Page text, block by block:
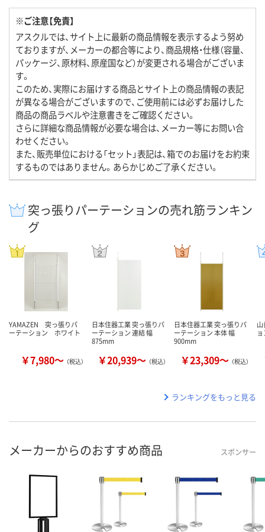
※ご注意【免責】
アスクルでは、サイト上に最新の商品情報を表示するよう努め
ておりますが、メーカーの都合等により、商品規格・仕様（容量、
パッケージ、原材料、原産国など）が変更される場合がございま
す。
このため、実際にお届けする商品とサイト上の商品情報の表記
が異なる場合がございますので、ご使用前には必ずお届けした
商品の商品ラベルや注意書きをご確認ください。
さらに詳細な商品情報が必要な場合は、メーカー等にお問い合
わせください。
また、販売単位における「セット」表記は、箱でのお届けをお約束
するものではありません。あらかじめご了承ください。
突っ張りパーテーションの売れ筋ランキン
グ
YAMAZEN 突っ張りパ
ーテーション ホワイト
￥7,980～ （税込）
日本住器工業 突っ張りパ
ーテーション 連結 幅
875mm
￥20,939～ （税込）
日本住器工業 突っ張りパ
ーテーション 本体 幅
900mm
￥23,309～ （税込）
ランキングをもっと見る
メーカーからのおすすめ商品 スポンサー